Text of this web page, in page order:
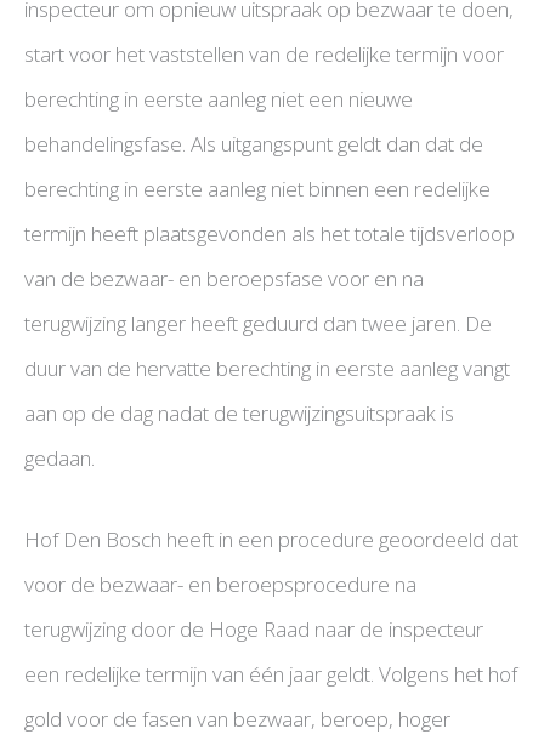
inspecteur om opnieuw uitspraak op bezwaar te doen,
start voor het vaststellen van de redelijke termijn voor
berechting in eerste aanleg niet een nieuwe
behandelingsfase. Als uitgangspunt geldt dan dat de
berechting in eerste aanleg niet binnen een redelijke
termijn heeft plaatsgevonden als het totale tijdsverloop
van de bezwaar- en beroepsfase voor en na
terugwijzing langer heeft geduurd dan twee jaren. De
duur van de hervatte berechting in eerste aanleg vangt
aan op de dag nadat de terugwijzingsuitspraak is
gedaan.
Hof Den Bosch heeft in een procedure geoordeeld dat
voor de bezwaar- en beroepsprocedure na
terugwijzing door de Hoge Raad naar de inspecteur
een redelijke termijn van één jaar geldt. Volgens het hof
gold voor de fasen van bezwaar, beroep, hoger